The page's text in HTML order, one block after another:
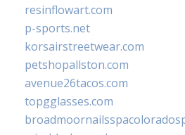
resinflowart.com
p-sports.net
korsairstreetwear.com
petshopallston.com
avenue26tacos.com
topgglasses.com